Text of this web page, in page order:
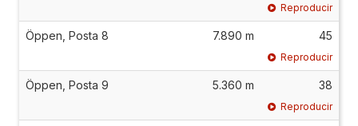
Reproducir
Öppen, Posta 8 7.890 m 45
Reproducir
Öppen, Posta 9 5.360 m 38
Reproducir